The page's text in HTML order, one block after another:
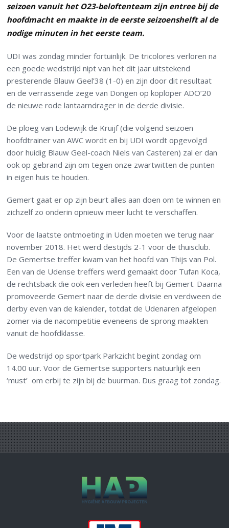
seizoen vanuit het O23-beloftenteam zijn entree bij de
hoofdmacht en maakte in de eerste seizoenshelft al de
nodige minuten in het eerste team.
UDI was zondag minder fortuinlijk. De tricolores verloren na
een goede wedstrijd nipt van het dit jaar uitstekend
presterende Blauw Geel’38 (1-0) en zijn door dit resultaat
en de verrassende zege van Dongen op koploper ADO’20
de nieuwe rode lantaarndrager in de derde divisie.
De ploeg van Lodewijk de Kruijf (die volgend seizoen
hoofdtrainer van AWC wordt en bij UDI wordt opgevolgd
door huidig Blauw Geel-coach Niels van Casteren) zal er dan
ook op gebrand zijn om tegen onze zwartwitten de punten
in eigen huis te houden.
Gemert gaat er op zijn beurt alles aan doen om te winnen en
zichzelf zo onderin opnieuw meer lucht te verschaffen.
Voor de laatste ontmoeting in Uden moeten we terug naar
november 2018. Het werd destijds 2-1 voor de thuisclub.
De Gemertse treffer kwam van het hoofd van Thijs van Pol.
Een van de Udense treffers werd gemaakt door Tufan Koca,
de rechtsback die ook een verleden heeft bij Gemert. Daarna
promoveerde Gemert naar de derde divisie en verdween de
derby even van de kalender, totdat de Udenaren afgelopen
zomer via de nacompetitie eveneens de sprong maakten
vanuit de hoofdklasse.
De wedstrijd op sportpark Parkzicht begint zondag om
14.00 uur. Voor de Gemertse supporters natuurlijk een
‘must’ om erbij te zijn bij de buurman. Dus graag tot zondag.